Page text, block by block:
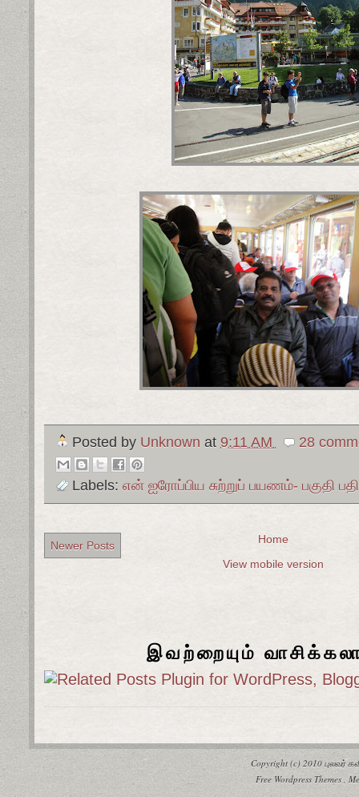
Posted by Unknown at 9:11 AM 28
Labels: என் ஐரோப்பிய சுற்றுப் பயணம்- பகுதி
Newer Posts
Home
View mobile version
இவற்றையும்
Copyright (c) 2010 புலவர்
Free Wordpress Themes ,